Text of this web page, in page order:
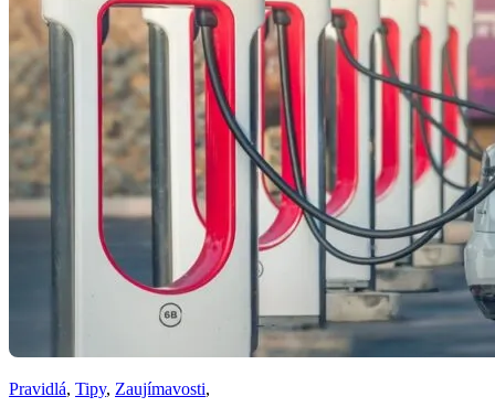
Pravidlá, Tipy, Zaujímavosti,